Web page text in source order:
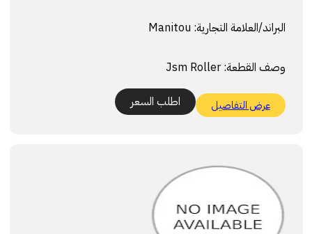
البراند/العلامة التجارية:
وصف القطعة:Jsm Roller
عرض التفاصيل اطلب السعر